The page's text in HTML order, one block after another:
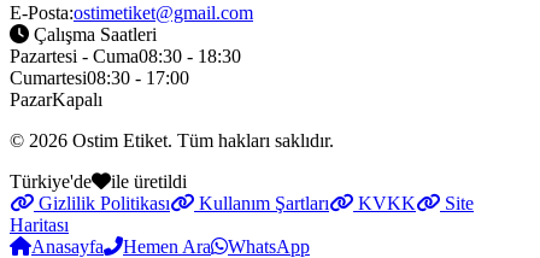
E-Posta:ostimetiket@gmail.com
Çalışma Saatleri
Pazartesi - Cuma08:30 - 18:30
Cumartesi08:30 - 17:00
PazarKapalı
© 2026 Ostim Etiket. Tüm hakları saklıdır.
Türkiye'de
ile üretildi
Gizlilik Politikası
Kullanım Şartları KVKK
Site
Haritası
Anasayfa
Hemen Ara WhatsApp